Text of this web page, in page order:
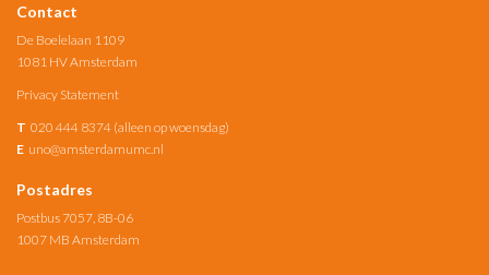
Contact
De Boelelaan 1109
1081 HV Amsterdam
Privacy Statement
T 020 444 8374 (alleen op woensdag)
E uno@amsterdamumc.nl
Postadres
Postbus 7057, 8B-06
1007 MB Amsterdam